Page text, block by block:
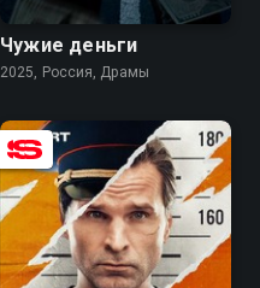
Чужие деньги
2025, Россия, Драмы